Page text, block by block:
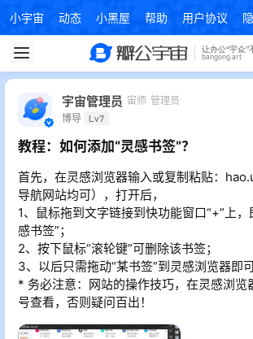
小宇宙 动态 小黑屋 帮助 用户协议
宇宙管理员 宙师 管理员
博导 Lv7
教程：如何添加“灵感书签”？
首先，在灵感浏览器输入或复制粘贴：
导航网站均可），打开后，
1、鼠标拖到文字链接到快功能窗口“+”上，
感书签”；
2、按下鼠标“滚轮键”可删除该书签；
3、以后只需拖动“某书签”到灵感浏览器即
* 务必注意：网站的操作技巧，在灵感浏览
号查看，否则疑问百出！